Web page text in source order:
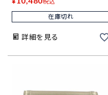
在庫切れ
詳細を見る